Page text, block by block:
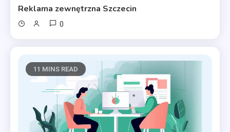
Reklama zewnętrzna Szczecin
0
11 MINS READ